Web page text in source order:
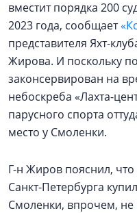
вместит порядка 200
2023 года, сообщает
представителя Яхт-
Жирова. И поскольку
законсервирован на
небоскреба «Лахта-
парусного спорта
место у Смоленки.
Г-н Жиров пояснил,
Санкт-Петербурга
Смоленки, впрочем, не